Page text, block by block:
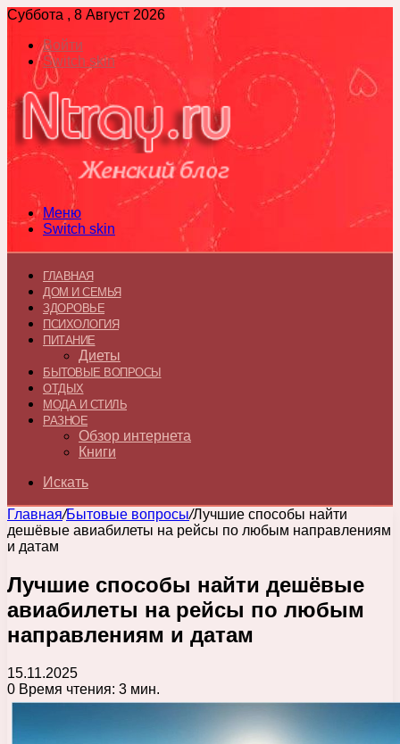
Суббота , 8 Август 2026
Войти
Switch skin
Меню
Switch skin
ГЛАВНАЯ
ДОМ И СЕМЬЯ
ЗДОРОВЬЕ
ПСИХОЛОГИЯ
ПИТАНИЕ
Диеты
БЫТОВЫЕ ВОПРОСЫ
ОТДЫХ
МОДА И СТИЛЬ
РАЗНОЕ
Обзор интернета
Книги
Искать
Главная/Бытовые вопросы/Лучшие способы найти
дешёвые авиабилеты на рейсы по любым направлениям
и датам
Лучшие способы найти дешёвые
авиабилеты на рейсы по любым
направлениям и датам
15.11.2025
0 Время чтения: 3 мин.